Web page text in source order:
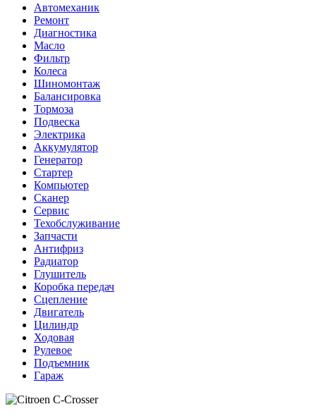
Автомеханик
Ремонт
Диагностика
Масло
Фильтр
Колеса
Шиномонтаж
Балансировка
Тормоза
Подвеска
Электрика
Аккумулятор
Генератор
Стартер
Компьютер
Сканер
Сервис
Техобслуживание
Запчасти
Антифриз
Радиатор
Глушитель
Коробка передач
Сцепление
Двигатель
Цилиндр
Ходовая
Рулевое
Подъемник
Гараж